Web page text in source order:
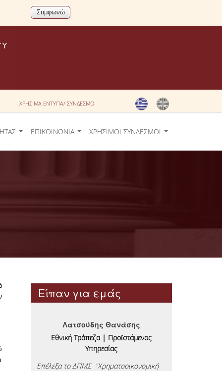
ΧΡΗΣΙΜΑ ΕΝΤΥΠΑ/ ΣΥΝΔΕΣΜΟΙ
ΕΠΙΚΟΙΝΩΝΙΑ ΧΡΗΣΙΜΟΙ ΣΥΝΔΕΣΜΟΙ
Είπαν για εμάς
με
Λατσούδης Θανάσης
Εθνική Τράπεζα | Προϊστάμενος
Υπηρεσίας
Επέλεξα τo ΔΠΜΣ "Χρηματοοικονομική